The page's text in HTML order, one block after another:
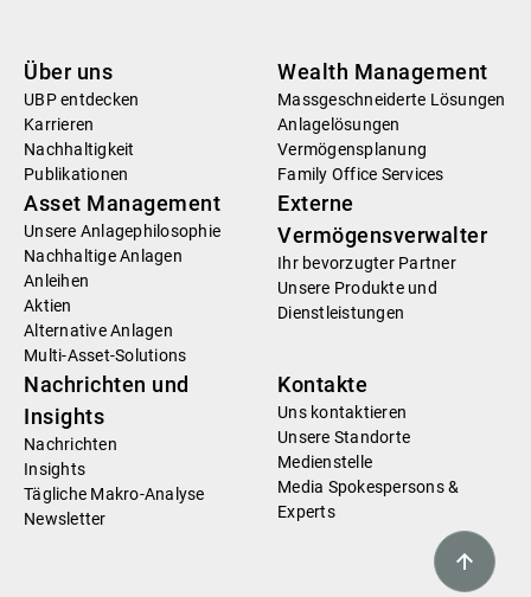
Über uns
UBP entdecken
Karrieren
Nachhaltigkeit
Publikationen
Wealth Management
Massgeschneiderte Lösungen
Anlagelösungen
Vermögensplanung
Family Office Services
Asset Management
Unsere Anlagephilosophie
Nachhaltige Anlagen
Anleihen
Aktien
Alternative Anlagen
Multi-Asset-Solutions
Externe
Vermögensverwalter
Ihr bevorzugter Partner
Unsere Produkte und
Dienstleistungen
Nachrichten und
Insights
Nachrichten
Insights
Tägliche Makro-Analyse
Newsletter
Kontakte
Uns kontaktieren
Unsere Standorte
Medienstelle
Media Spokespersons &
Experts